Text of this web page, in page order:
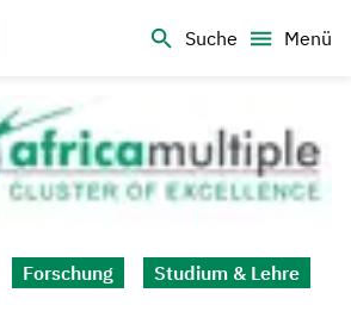
Logo Universität Bayreuth
Suche Menü
Forschung Studium & Lehre